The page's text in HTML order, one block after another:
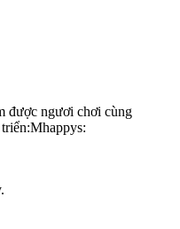
được ngươi chơi cùng